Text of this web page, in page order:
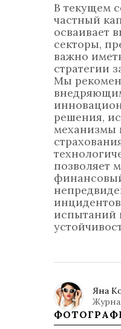
В текущем
частный
осваивает
секторы,
важно
стратегии
Мы
решения,
механизмы
позволяет
испытаний
Яна